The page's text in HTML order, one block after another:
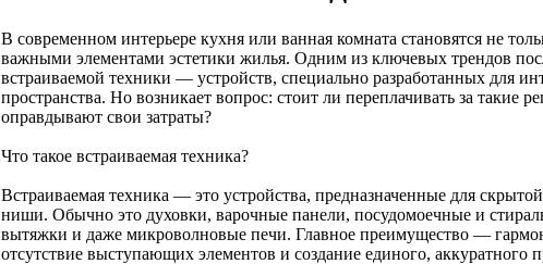
В современном интерьере кухня или ванная комната становятся не
важными элементами эстетики жилья. Одним из ключевых трендов
встраиваемой техники — устройств, специально разработанных для
пространства. Но возникает вопрос: стоит ли переплачивать за такие
оправдывают свои затраты?
Что такое встраиваемая техника?
Встраиваемая техника — это устройства, предназначенные для
ниши. Обычно это духовки, варочные панели, посудомоечные и
вытяжки и даже микроволновые печи. Главное преимущество —
отсутствие выступающих элементов и создание единого, аккуратного